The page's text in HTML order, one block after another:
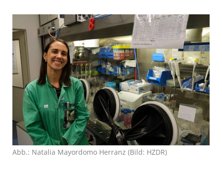
Abb.: Natalia Mayordomo Herranz (Bild: HZDR)